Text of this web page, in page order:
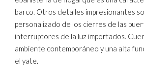
barco. Otros detalles impresionantes
personalizado de los cierres de las
interruptores de la luz importados.
ambiente contemporáneo y una alta
el yate.